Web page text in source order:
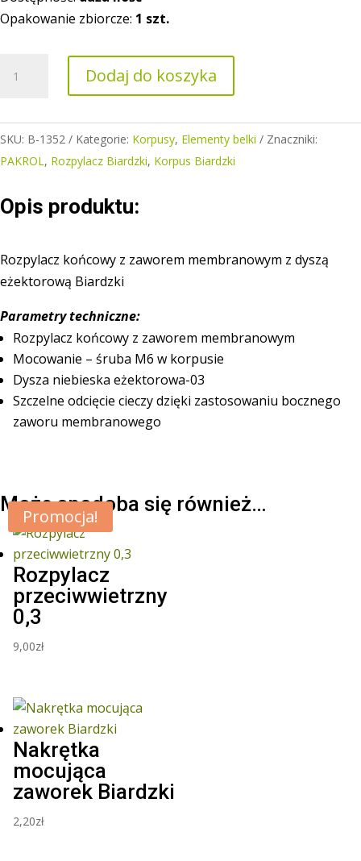
Opakowanie zbiorcze: 1 szt.
Rozpylacz
z
membranowym
z
dyszą
Biardzki
Dodaj do koszyka
SKU: B-1352 Kategorie: Korpusy, Elementy belki
Znaczniki:
PAKROL, Rozpylacz Biardzki, Korpus Biardzki
Opis produktu:
Rozpylacz końcowy z zaworem membranowym z dyszą
eżektorową Biardzki
Parametry techniczne:
Rozpylacz końcowy z zaworem membranowym
Mocowanie – śruba M6 w korpusie
Dysza niebieska eżektorowa-03
Szczelne odcięcie cieczy dzięki zastosowaniu bocznego
zaworu membranowego
Może spodoba się również…
Rozpylacz
przeciwwietrzny
0,3
9,00zł
Nakrętka
mocująca
zaworek Biardzki
2,20zł
Promocja!